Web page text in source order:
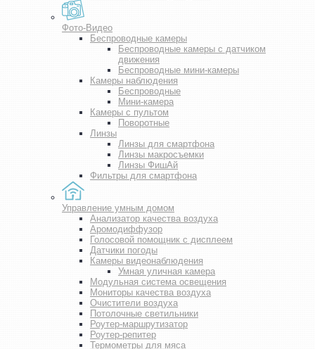
Фото-Видео
Беспроводные камеры
Беспроводные камеры с датчиком
движения
Беспроводные мини-камеры
Камеры наблюдения
Беспроводные
Мини-камера
Камеры с пультом
Поворотные
Линзы
Линзы для смартфона
Линзы макросъемки
Линзы ФишАй
Фильтры для смартфона
Управление умным домом
Анализатор качества воздуха
Аромодиффузор
Голосовой помощник с дисплеем
Датчики погоды
Камеры видеонаблюдения
Умная уличная камера
Модульная система освещения
Мониторы качества воздуха
Очистители воздуха
Потолочные светильники
Роутер-маршрутизатор
Роутер-репитер
Термометры для мяса